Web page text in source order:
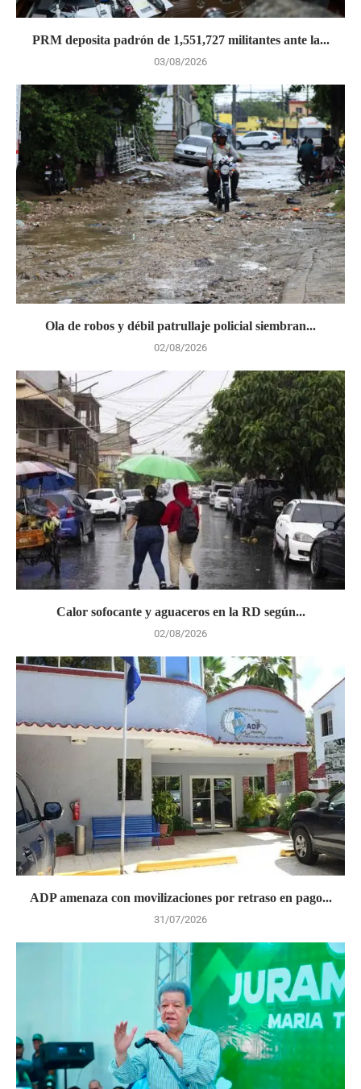
PRM deposita padrón de 1,551,727 militantes ante la...
03/08/2026
Ola de robos y débil patrullaje policial siembran...
02/08/2026
Calor sofocante y aguaceros en la RD según...
02/08/2026
ADP amenaza con movilizaciones por retraso en pago...
31/07/2026